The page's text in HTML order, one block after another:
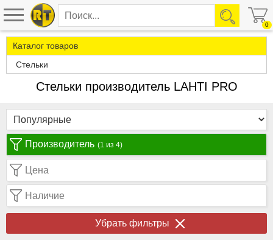
0
Каталог товаров
Стельки
Стельки производитель LAHTI PRO
Производитель (1 из 4)
Цена
Наличие
Убрать фильтры